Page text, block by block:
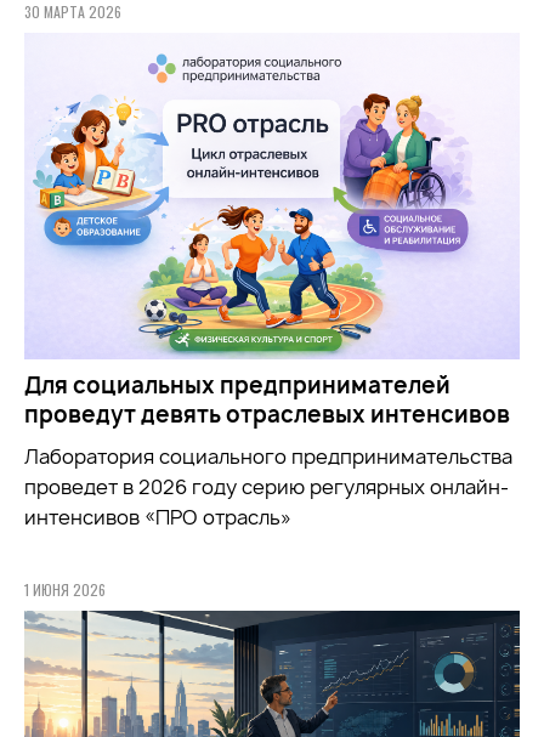
30 МАРТА 2026
Для социальных предпринимателей
проведут девять отраслевых интенсивов
Лаборатория социального предпринимательства
проведет в 2026 году серию регулярных онлайн-
интенсивов «ПРО отрасль»
1 ИЮНЯ 2026